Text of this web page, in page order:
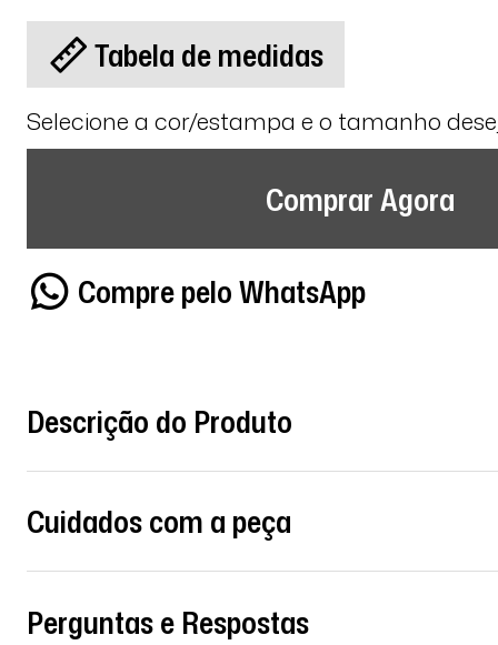
Tabela de medidas
Selecione a cor/estampa e o tamanho
Comprar Agora
Compre pelo WhatsApp
Descrição do Produto
Cuidados com a peça
Perguntas e Respostas